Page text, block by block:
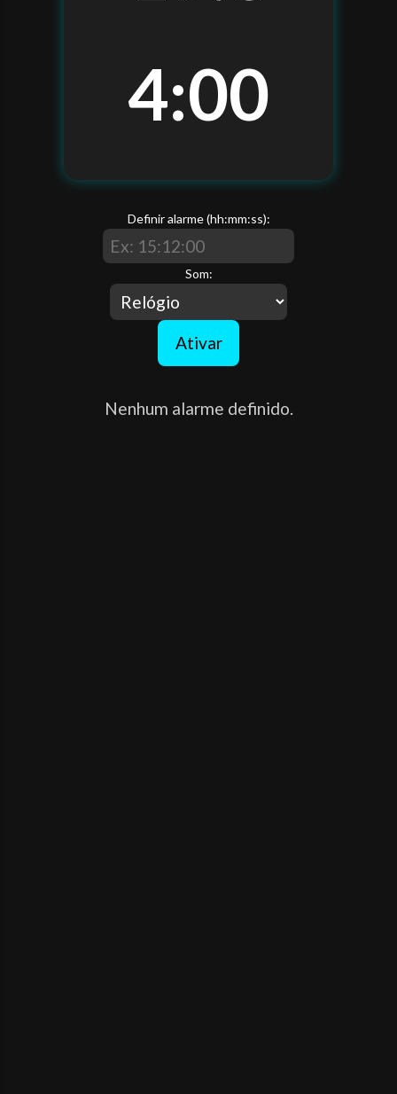
4:01
Definir alarme (hh:mm:ss):
Som:
Ativar
Nenhum alarme definido.